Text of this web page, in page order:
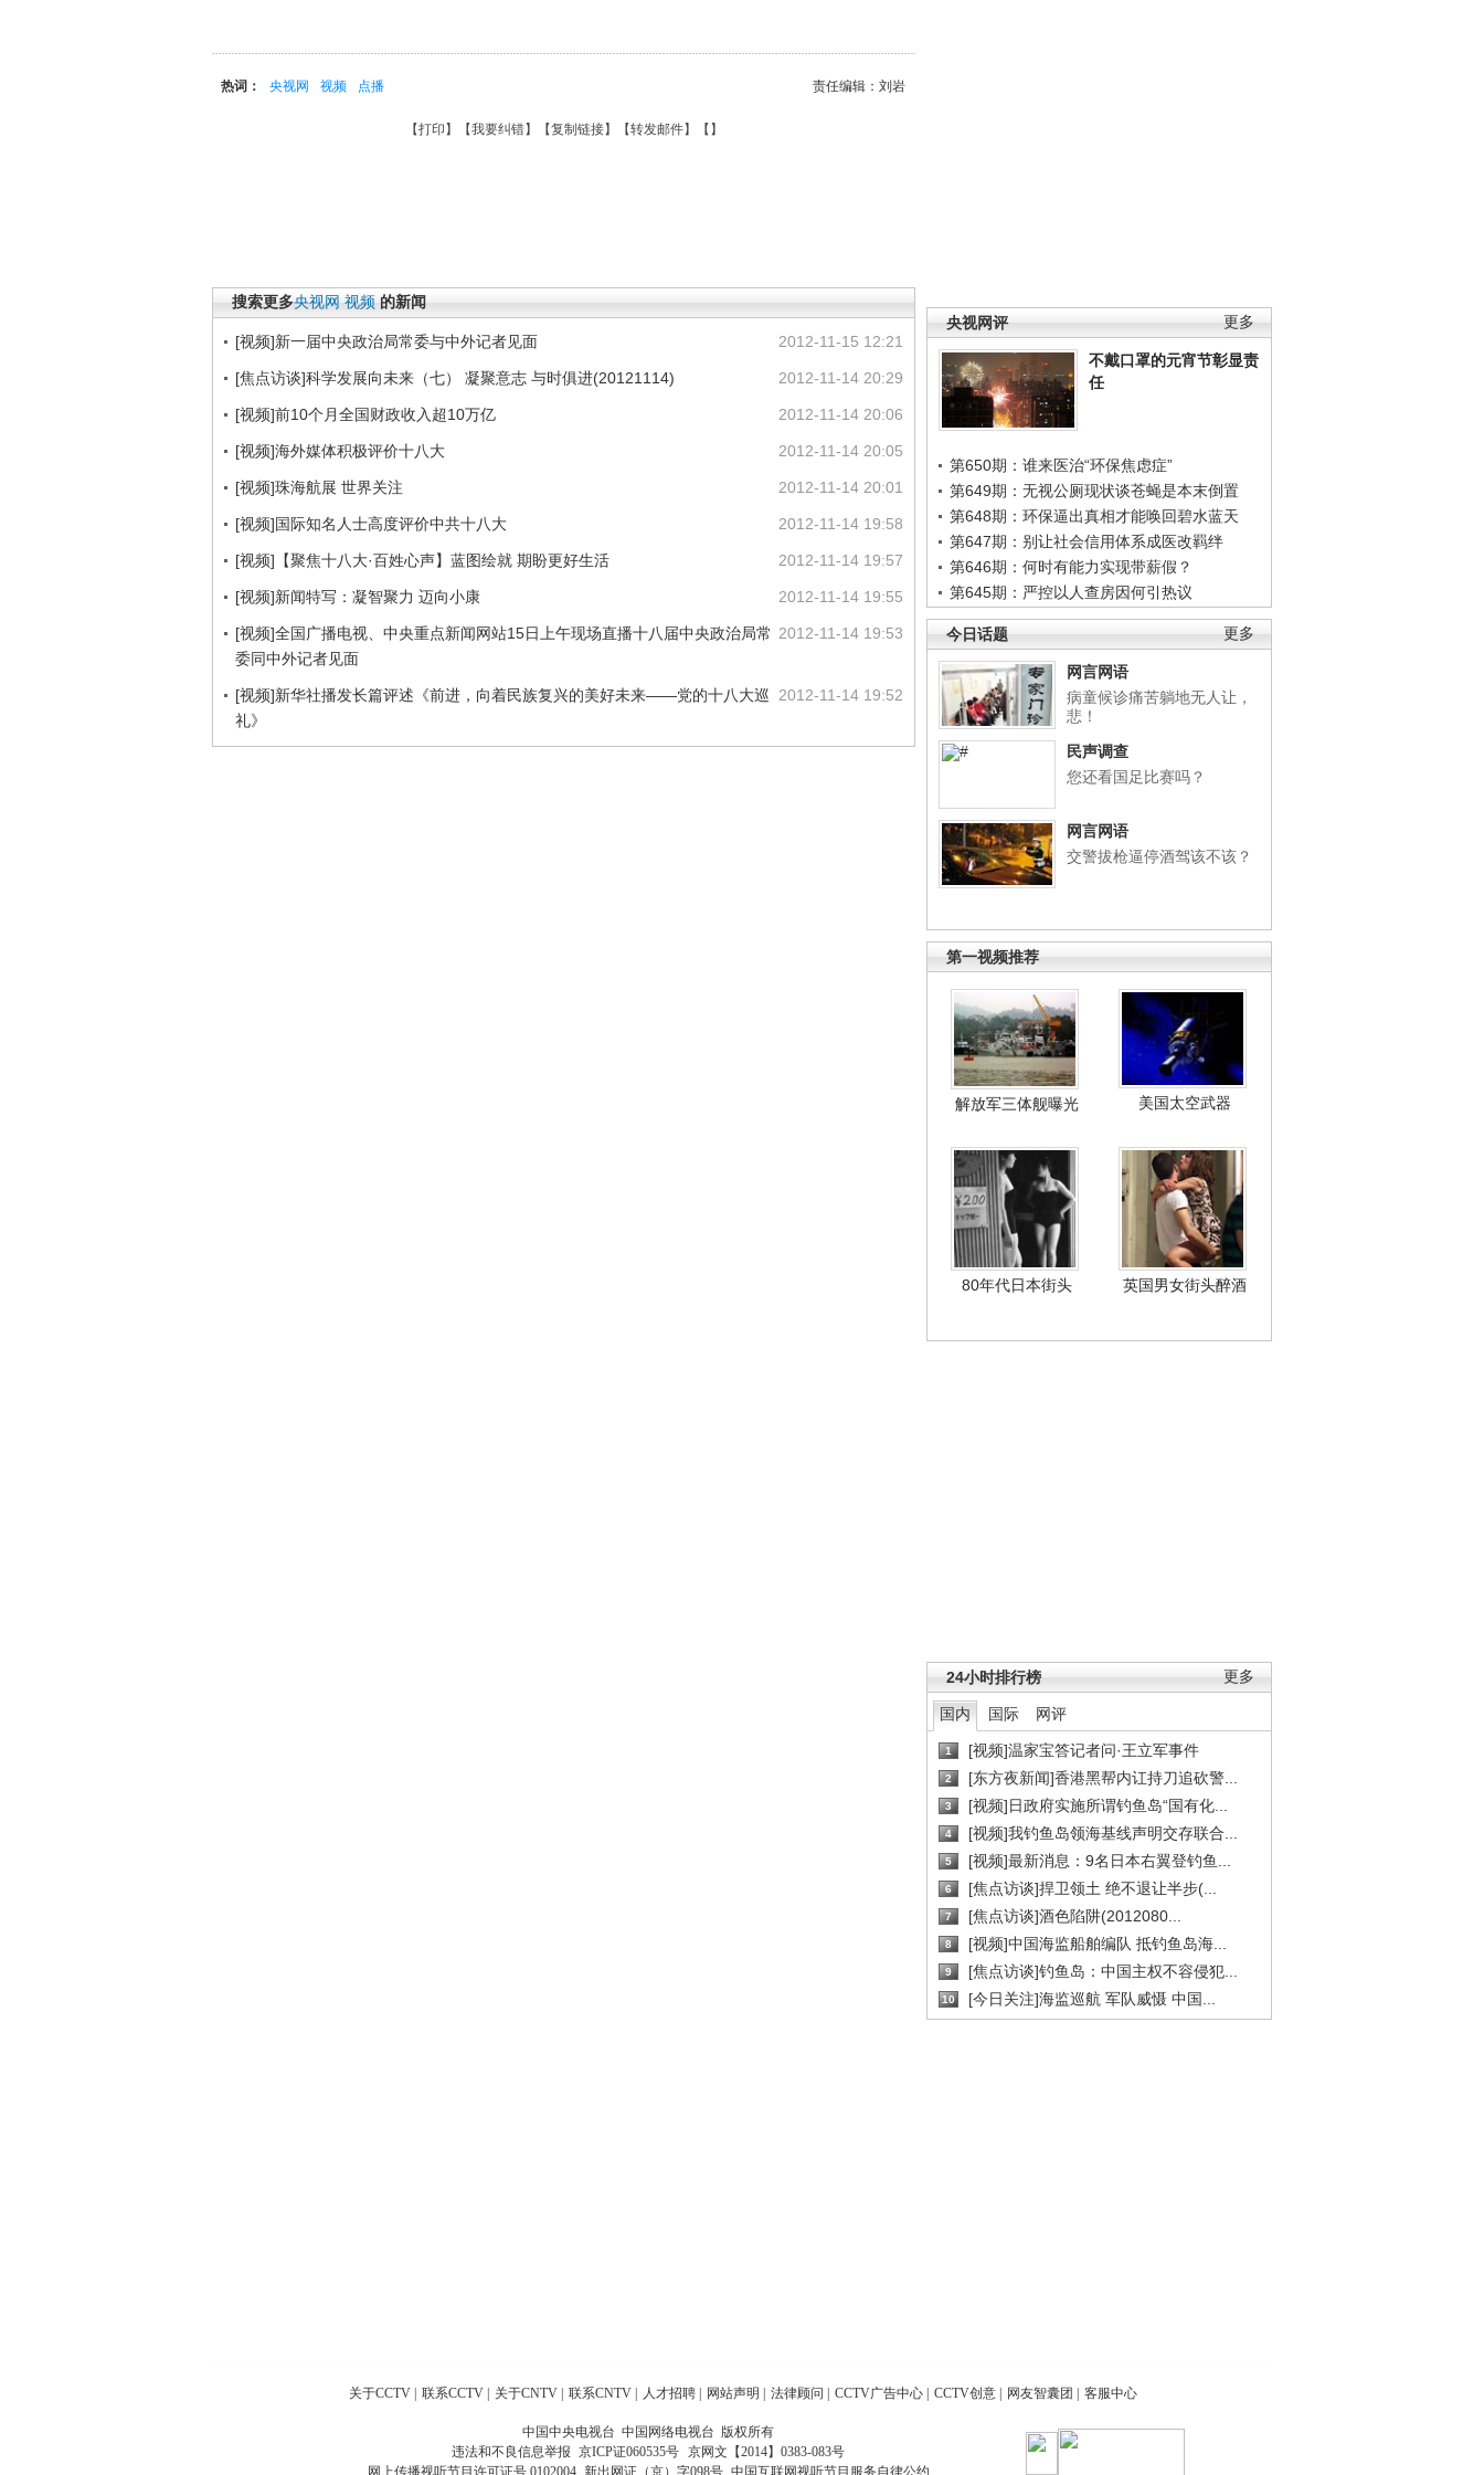
更多
央视网评
不戴口罩的元宵节彰显责
任
第650期：谁来医治“环保焦虑症”
第649期：无视公厕现状谈苍蝇是本末倒置
第648期：环保逼出真相才能唤回碧水蓝天
第647期：别让社会信用体系成医改羁绊
第646期：何时有能力实现带薪假？
第645期：严控以人查房因何引热议
更多
今日话题
网言网语
病童候诊痛苦躺地无人让，
悲！
民声调查
您还看国足比赛吗？
网言网语
交警拔枪逼停酒驾该不该？
第一视频推荐
解放军三体舰曝光 美国太空武器
80年代日本街头 英国男女街头醉酒
更多
24小时排行榜
国内 国际 网评
1 [视频]温家宝答记者问·王立军事件
2 [东方夜新闻]香港黑帮内讧持刀追砍警...
3 [视频]日政府实施所谓钓鱼岛“国有化...
4 [视频]我钓鱼岛领海基线声明交存联合...
5 [视频]最新消息：9名日本右翼登钓鱼...
6 [焦点访谈]捍卫领土 绝不退让半步(...
7 [焦点访谈]酒色陷阱(2012080...
8 [视频]中国海监船舶编队 抵钓鱼岛海...
9 [焦点访谈]钓鱼岛：中国主权不容侵犯...
10 [今日关注]海监巡航 军队威慑 中国...
责任编辑：刘岩
热词： 央视网 视频 点播
【打印 】【我要纠错】【复制链接】【转发邮件】【 】
搜索更多央视网 视频 的新闻
2012-11-15 12:21
[视频]新一届中央政治局常委与中外记者见面
2012-11-14 20:29
[焦点访谈]科学发展向未来（七） 凝聚意志 与时俱进(20121114)
2012-11-14 20:06
[视频]前10个月全国财政收入超10万亿
2012-11-14 20:05
[视频]海外媒体积极评价十八大
2012-11-14 20:01
[视频]珠海航展 世界关注
2012-11-14 19:58
[视频]国际知名人士高度评价中共十八大
2012-11-14 19:57
[视频]【聚焦十八大·百姓心声】蓝图绘就 期盼更好生活
2012-11-14 19:55
[视频]新闻特写：凝智聚力 迈向小康
2012-11-14 19:53
[视频]全国广播电视、中央重点新闻网站15日上午现场直播十八届中央政治局常
委同中外记者见面
2012-11-14 19:52
[视频]新华社播发长篇评述《前进，向着民族复兴的美好未来——党的十八大巡
礼》
关于CCTV 联系CCTV 关于CNTV 联系CNTV 人才招聘 网站声明 法律顾问 CCTV广告中心 CCTV创意 网友智囊团 客服中心
中国中央电视台 中国网络电视台 版权所有
违法和不良信息举报 京ICP证060535号
京网文【2014】0383-083号
网上传播视听节目许可证号 0102004 新出网证（京）字098号 中国互联网视听节目服务自律公约